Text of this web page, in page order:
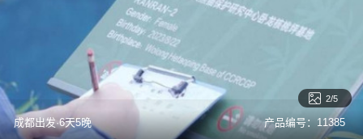
 2/5
成都出发·6天5晚 产品编号：11385